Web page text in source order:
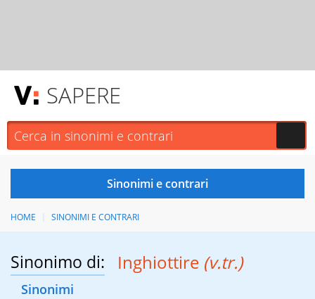
SAPERE
HOME SINONIMI E CONTRARI
Sinonimo di: Inghiottire (v.tr.)
Sinonimi